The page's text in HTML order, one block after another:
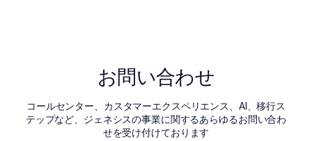
お問い合わせ
コールセンター、カスタマーエクスペリエンス、AI、移行ス
テップなど、ジェネシスの事業に関するあらゆるお問い合わ
せを受け付けております